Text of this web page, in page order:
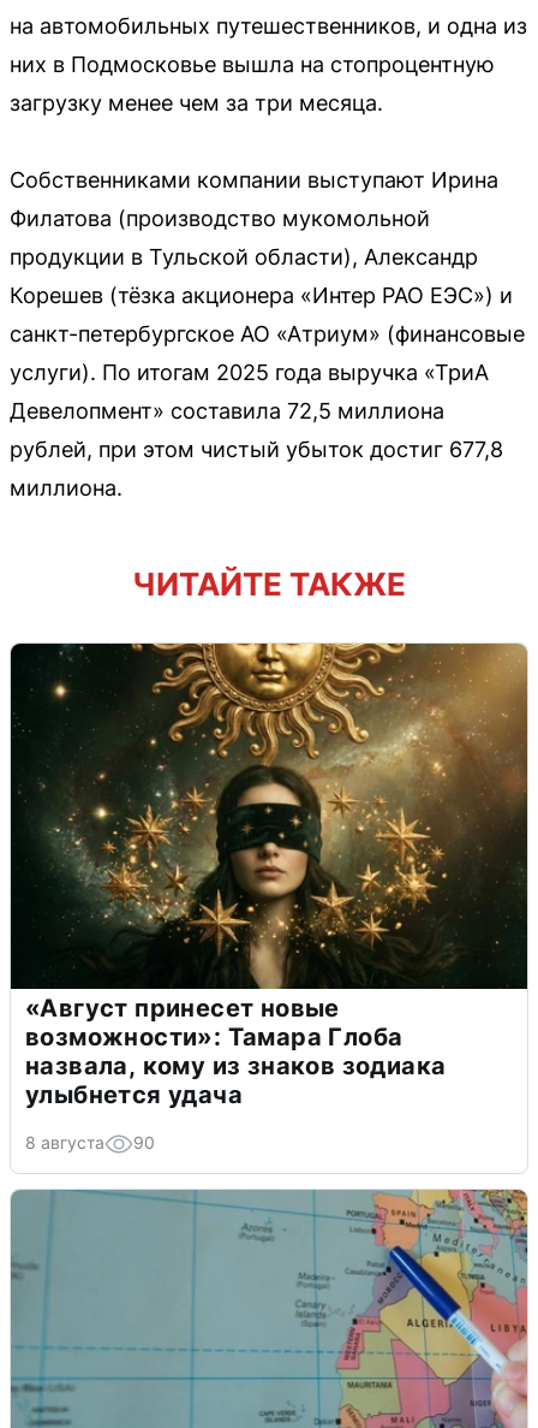
на автомобильных путешественников, и одна из
них в Подмосковье вышла на стопроцентную
загрузку менее чем за три месяца.
Собственниками компании выступают Ирина
Филатова (производство мукомольной
продукции в Тульской области), Александр
Корешев (тёзка акционера «Интер РАО ЕЭС») и
санкт-петербургское АО «Атриум» (финансовые
услуги). По итогам 2025 года выручка «ТриА
Девелопмент» составила 72,5 миллиона
рублей, при этом чистый убыток достиг 677,8
миллиона.
ЧИТАЙТЕ ТАКЖЕ
«Август принесет новые
возможности»: Тамара Глоба
назвала, кому из знаков зодиака
улыбнется удача
8 августа 90